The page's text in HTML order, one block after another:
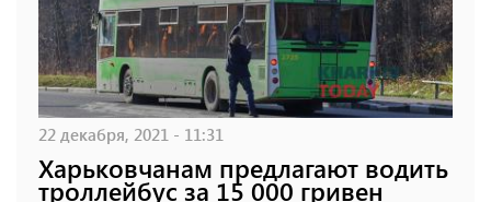
22 декабря, 2021 - 11:31
Харьковчанам предлагают водить
троллейбус за 15 000 гривен